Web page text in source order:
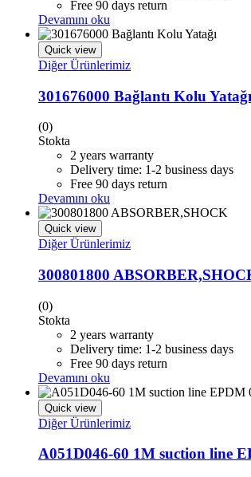
Free 90 days return
Devamını oku
Quick view
Diğer Ürünlerimiz
301676000 Bağlantı Kolu Yatağı
(0)
Stokta
2 years warranty
Delivery time: 1-2 business days
Free 90 days return
Devamını oku
Quick view
Diğer Ürünlerimiz
300801800
(0)
Stokta
2 years warranty
Delivery time: 1-2 business days
Free 90 days return
Devamını oku
Quick view
Diğer Ürünlerimiz
A051D046-60 1M suction line